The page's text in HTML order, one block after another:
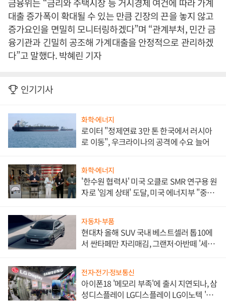
대출 증가폭이 확대될 수 있는 만큼 긴장의 끈을 놓지 않고
증가요인을 면밀히 모니터링하겠다”며 “관계부처, 민간 금
융기관과 긴밀히 공조해 가계대출을 안정적으로 관리하겠
다”고 말했다. 박혜린 기자
인기기사
화학·에너지
로이터 "정제연료 3만 톤 한국에서 러시아
로 이동", 우크라이나의 공격에 수요 늘어
화학·에너지
'한수원 협력사' 미국 오클로 SMR 연구용 원
자로 '임계 상태' 도달, 미국 에너지부 "중요
자동차·부품
현대차 올해 SUV 국내 베스트셀러 톱10에
서 싼타페만 자리매김, 그랜저·아반떼 '세단
전자·전기·정보통신
아이폰18 '메모리 부족'에 출시 지연되나, 삼
성디스플레이 LG디스플레이 LG이노텍 '탈